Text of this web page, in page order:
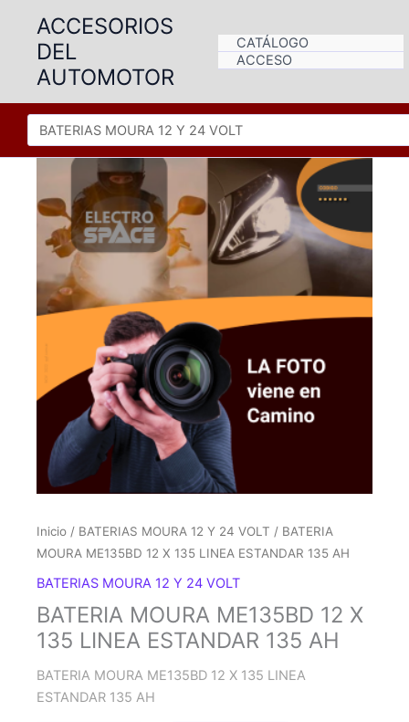
contenido
ACCESORIOS
DEL
AUTOMOTOR
CATÁLOGO
ACCESO
Inicio / BATERIAS MOURA 12 Y 24 VOLT / BATERIA
MOURA ME135BD 12 X 135 LINEA ESTANDAR 135 AH
BATERIAS MOURA 12 Y 24 VOLT
BATERIA MOURA ME135BD 12 X
135 LINEA ESTANDAR 135 AH
BATERIA MOURA ME135BD 12 X 135 LINEA
ESTANDAR 135 AH